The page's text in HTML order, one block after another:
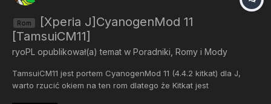
Rom
[Xperia J]CyanogenMod 11
[TamsuiCM11]
ryoPL opublikował(a) temat w Poradniki, Romy i Mody
TamsuiCM11 jest portem CyanogenMod 11 (4.4.2 kitkat) dla J,
warto rzucić okiem na ten rom dlatego że Kitkat jest